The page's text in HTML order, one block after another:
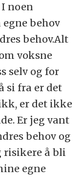
noen
behov
behov.Alt
voksne
selv og for
si fra er det
er det ikke
Er jeg vant
behov og
risikere å bli
egne